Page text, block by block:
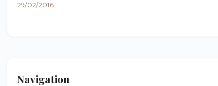
29/02/2016
Navigation